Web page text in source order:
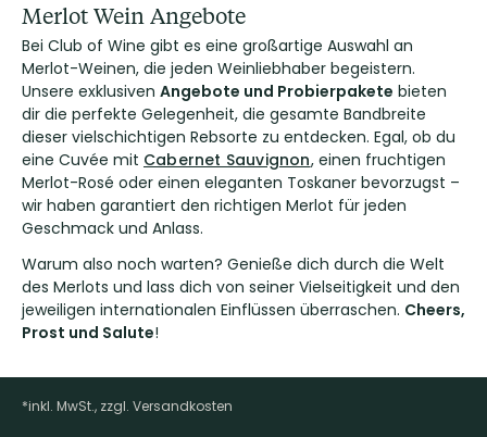
Merlot Wein Angebote
Bei Club of Wine gibt es eine großartige Auswahl an
Merlot-Weinen, die jeden Weinliebhaber begeistern.
Unsere exklusiven Angebote und Probierpakete bieten
dir die perfekte Gelegenheit, die gesamte Bandbreite
dieser vielschichtigen Rebsorte zu entdecken. Egal, ob du
eine Cuvée mit Cabernet Sauvignon, einen fruchtigen
Merlot-Rosé oder einen eleganten Toskaner bevorzugst –
wir haben garantiert den richtigen Merlot für jeden
Geschmack und Anlass.
Warum also noch warten? Genieße dich durch die Welt
des Merlots und lass dich von seiner Vielseitigkeit und den
jeweiligen internationalen Einflüssen überraschen. Cheers,
Prost und Salute!
Footer-Menü
*inkl. MwSt., zzgl. Versandkosten